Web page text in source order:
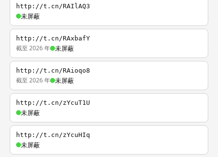
http://t.cn/RAIlAQ3
未屏蔽
http://t.cn/RAxbafY
截至 2026 年 未屏蔽
http://t.cn/RAioqo8
截至 2026 年 未屏蔽
http://t.cn/zYcuT1U
未屏蔽
http://t.cn/zYcuHIq
未屏蔽